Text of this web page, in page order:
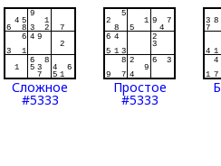
Сложное
#5333
Простое
#5333